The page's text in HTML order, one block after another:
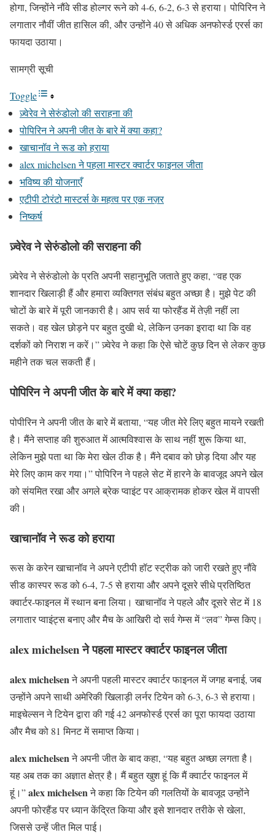
होगा, जिन्होंने नौंवे सीड होल्गर रूने को 4-6, 6-2, 6-3 से हराया। पोपिरिन ने
लगातार नौवीं जीत हासिल की, और उन्होंने 40 से अधिक अनफोर्स्ड एरर्स का
फायदा उठाया।
सामग्री सूची
Toggle
ज़्वेरेव ने सेरुंडोलो की सराहना की
पोपिरिन ने अपनी जीत के बारे में क्या कहा?
खाचानॉव ने रूड को हराया
alex michelsen ने पहला मास्टर क्वार्टर फाइनल जीता
भविष्य की योजनाएँ
एटीपी टोरंटो मास्टर्स के महत्व पर एक नज़र
निष्कर्ष
ज़्वेरेव ने सेरुंडोलो की सराहना की
ज़्वेरेव ने सेरुंडोलो के प्रति अपनी सहानुभूति जताते हुए कहा, “वह एक
शानदार खिलाड़ी हैं और हमारा व्यक्तिगत संबंध बहुत अच्छा है। मुझे पेट की
चोटों के बारे में पूरी जानकारी है। आप सर्व या फोरहैंड में तेज़ी नहीं ला
सकते। वह खेल छोड़ने पर बहुत दुखी थे, लेकिन उनका इरादा था कि वह
दर्शकों को निराश न करें।” ज़्वेरेव ने कहा कि ऐसे चोटें कुछ दिन से लेकर कुछ
महीने तक चल सकती हैं।
पोपिरिन ने अपनी जीत के बारे में क्या कहा?
पोपीरिन ने अपनी जीत के बारे में बताया, “यह जीत मेरे लिए बहुत मायने रखती
है। मैंने सप्ताह की शुरुआत में आत्मविश्वास के साथ नहीं शुरू किया था,
लेकिन मुझे पता था कि मेरा खेल ठीक है। मैंने दबाव को छोड़ दिया और यह
मेरे लिए काम कर गया।” पोपिरिन ने पहले सेट में हारने के बावजूद अपने खेल
को संयमित रखा और अगले ब्रेक प्वाइंट पर आक्रामक होकर खेल में वापसी
की।
खाचानॉव ने रूड को हराया
रूस के करेन खाचानॉव ने अपने एटीपी हॉट स्ट्रीक को जारी रखते हुए नौंवे
सीड कास्पर रूड को 6-4, 7-5 से हराया और अपने दूसरे सीधे प्रतिष्ठित
क्वार्टर-फाइनल में स्थान बना लिया। खाचानॉव ने पहले और दूसरे सेट में 18
लगातार प्वाइंट्स बनाए और मैच के आखिरी दो सर्व गेम्स में “लव” गेम्स किए।
alex michelsenने पहला मास्टर क्वार्टर फाइनल जीता
alex michelsenने अपनी पहली मास्टर क्वार्टर फाइनल में जगह बनाई, जब
उन्होंने अपने साथी अमेरिकी खिलाड़ी लर्नर टियेन को 6-3, 6-3 से हराया।
माइचेल्सन ने टियेन द्वारा की गई 42 अनफोर्स्ड एरर्स का पूरा फायदा उठाया
और मैच को 81 मिनट में समाप्त किया।
alex michelsenने अपनी जीत के बाद कहा, “यह बहुत अच्छा लगता है।
यह अब तक का अज्ञात क्षेत्र है। मैं बहुत खुश हूं कि मैं क्वार्टर फाइनल में
हूं।”alex michelsenने कहा कि टियेन की गलतियों के बावजूद उन्होंने
अपनी फोरहैंड पर ध्यान केंद्रित किया और इसे शानदार तरीके से खेला,
जिससे उन्हें जीत मिल पाई।